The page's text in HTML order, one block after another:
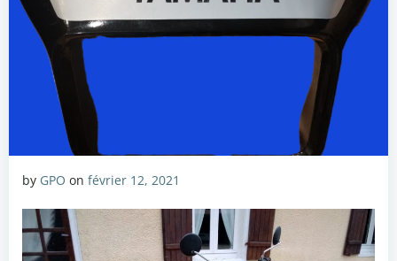
by GPO on février 12, 2021